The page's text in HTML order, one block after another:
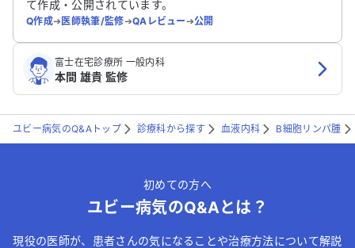
て作成・公開されています。
Q作成➔医師執筆/監修➔QAレビュー➔公開
富士在宅診療所 一般内科
本間 雄貴 監修
ユビー病気のQ&Aトップ 診療科から探す 血液内科 B細胞リンパ腫
初めての方へ
ユビー病気のQ&Aとは？
現役の医師が、患者さんの気になることや治療方法について解説